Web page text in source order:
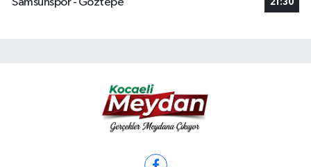
Samsunspor - Göztepe
21:30